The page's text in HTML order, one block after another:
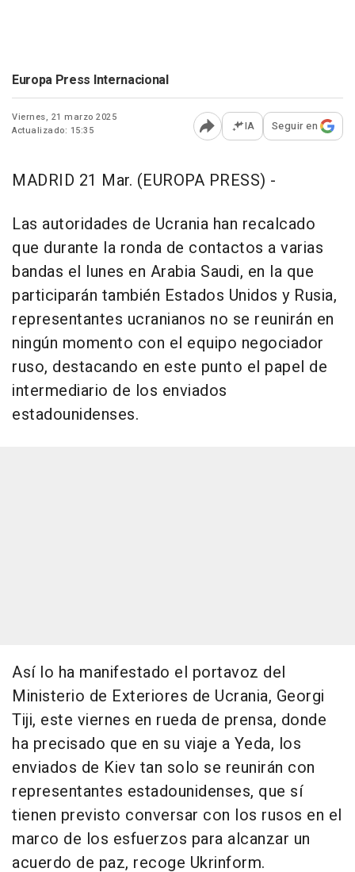
Europa Press Internacional
Viernes, 21 marzo 2025
Actualizado: 15:35
Abrir opciones para
IA Seguir en
MADRID 21 Mar. (EUROPA PRESS) -
Las autoridades de Ucrania han recalcado
que durante la ronda de contactos a varias
bandas el lunes en Arabia Saudi, en la que
participarán también Estados Unidos y Rusia,
representantes ucranianos no se reunirán en
ningún momento con el equipo negociador
ruso, destacando en este punto el papel de
intermediario de los enviados
estadounidenses.
Así lo ha manifestado el portavoz del
Ministerio de Exteriores de Ucrania, Georgi
Tiji, este viernes en rueda de prensa, donde
ha precisado que en su viaje a Yeda, los
enviados de Kiev tan solo se reunirán con
representantes estadounidenses, que sí
tienen previsto conversar con los rusos en el
marco de los esfuerzos para alcanzar un
acuerdo de paz, recoge Ukrinform.